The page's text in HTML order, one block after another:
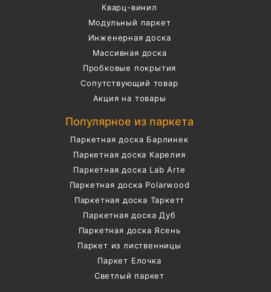
Кварц-винил
Модульный паркет
Инженерная доска
Массивная доска
Пробковые покрытия
Сопутствующий товар
Акция на товары
Популярное из паркета
Паркетная доска Барлинек
Паркетная доска Карелия
Паркетная доска Lab Arte
Паркетная доска Polarwood
Паркетная доска Таркетт
Паркетная доска Дуб
Паркетная доска Ясень
Паркет из лиственницы
Паркет Елочка
Светлый паркет